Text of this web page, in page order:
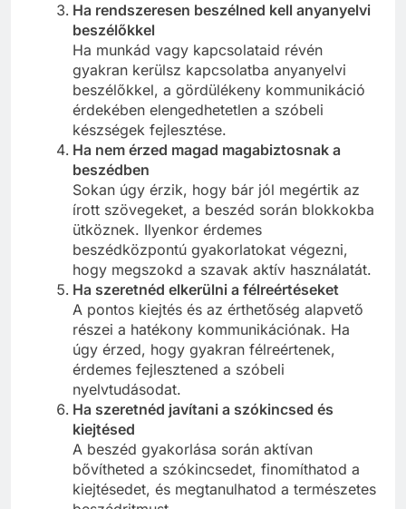
Ha rendszeresen beszélned kell anyanyelvi
beszélőkkel
Ha munkád vagy kapcsolataid révén
gyakran kerülsz kapcsolatba anyanyelvi
beszélőkkel, a gördülékeny kommunikáció
érdekében elengedhetetlen a szóbeli
készségek fejlesztése.
Ha nem érzed magad magabiztosnak a
beszédben
Sokan úgy érzik, hogy bár jól megértik az
írott szövegeket, a beszéd során blokkokba
ütköznek. Ilyenkor érdemes
beszédközpontú gyakorlatokat végezni,
hogy megszokd a szavak aktív használatát.
Ha szeretnéd elkerülni a félreértéseket
A pontos kiejtés és az érthetőség alapvető
részei a hatékony kommunikációnak. Ha
úgy érzed, hogy gyakran félreértenek,
érdemes fejlesztened a szóbeli
nyelvtudásodat.
Ha szeretnéd javítani a szókincsed és
kiejtésed
A beszéd gyakorlása során aktívan
bővítheted a szókincsedet, finomíthatod a
kiejtésedet, és megtanulhatod a természetes